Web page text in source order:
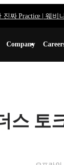
짜 Practice | 웨비
Company
스 토